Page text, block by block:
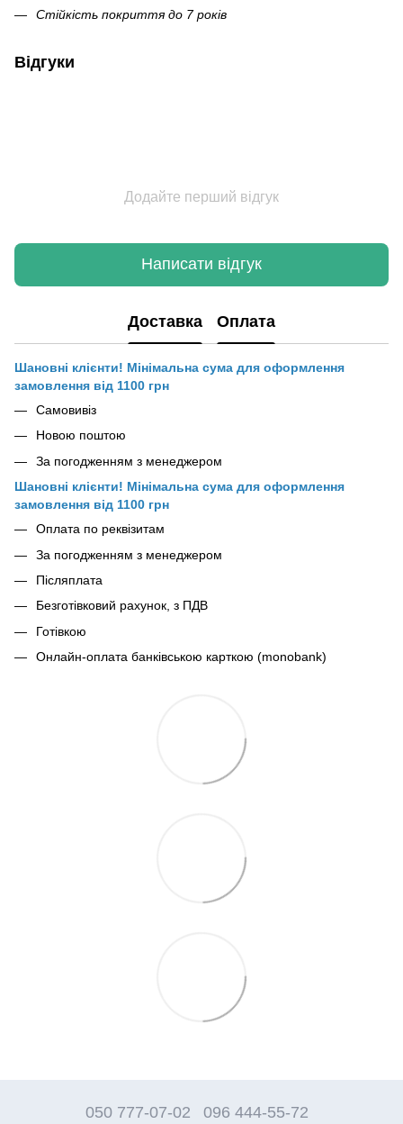
Стійкість покриття до 7 років
Відгуки
Додайте перший відгук
Написати відгук
Доставка Оплата
Шановні клієнти! Мінімальна сума для оформлення
замовлення від 1100 грн
Самовивіз
Новою поштою
За погодженням з менеджером
Шановні клієнти! Мінімальна сума для оформлення
замовлення від 1100 грн
Оплата по реквізитам
За погодженням з менеджером
Післяплата
Безготівковий рахунок, з ПДВ
Готівкою
Онлайн-оплата банківською карткою (monobank)
050 777-07-02 096 444-55-72